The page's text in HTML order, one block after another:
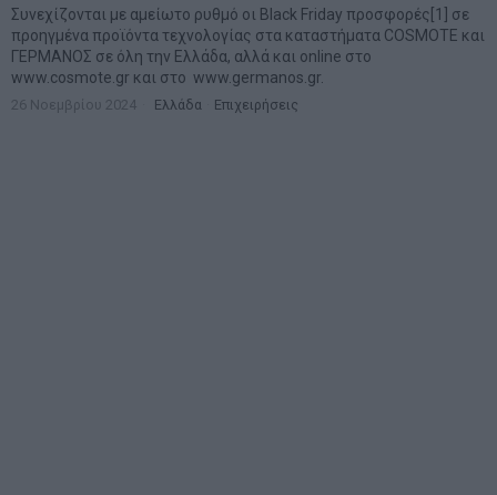
Συνεχίζονται με αμείωτο ρυθμό οι Black Friday προσφορές[1] σε
προηγμένα προϊόντα τεχνολογίας στα καταστήματα COSMOTE και
ΓΕΡΜΑΝΟΣ σε όλη την Ελλάδα, αλλά και online στο
www.cosmote.gr και στο www.germanos.gr.
26 Νοεμβρίου 2024 Ελλάδα Επιχειρήσεις